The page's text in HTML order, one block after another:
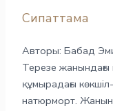
Сипаттама
Авторы: Бабад
Терезе
құмырадағы
натюрморт.